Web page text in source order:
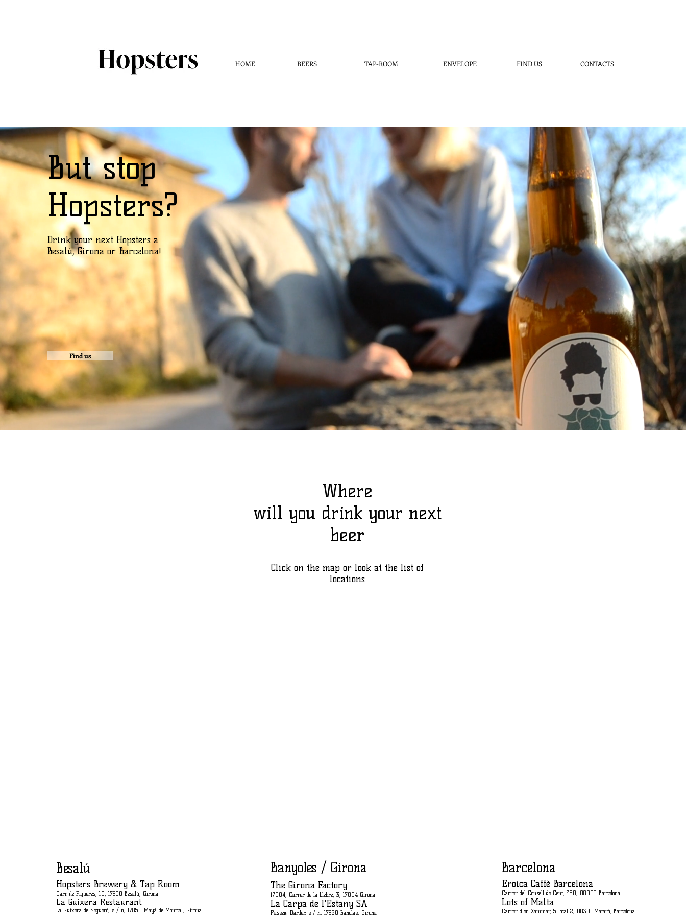
HOME BEERS TAP-ROOM ENVELOPE FIND US CONTACTS
But stop
Hopsters?
Drink your next Hopsters a
Besalú, Girona or Barcelona!
Find us
Where
will you drink your next
beer
Click on the map or look at the list of
locations
Besalú
Hopsters Brewery & Tap Room
Carr. de Figueres, 10, 17850 Besalú, Girona
La Guixera Restaurant
La Guixera de Segueró, s / n, 17850 Mayá de Montcal, Girona
Banyoles / Girona
The Girona Factory
17004, Carrer de la Llebre, 3, 17004 Girona
La Carpa de l'Estany SA
Passeig Darder, s / n, 17820 Bañolas, Girona
Barcelona
Eroica Caffè Barcelona
Carrer del Consell de Cent, 350, 08009 Barcelona
Lots of Malta
Carrer d'en Xammar, 5 local 2, 08301 Mataró, Barcelona